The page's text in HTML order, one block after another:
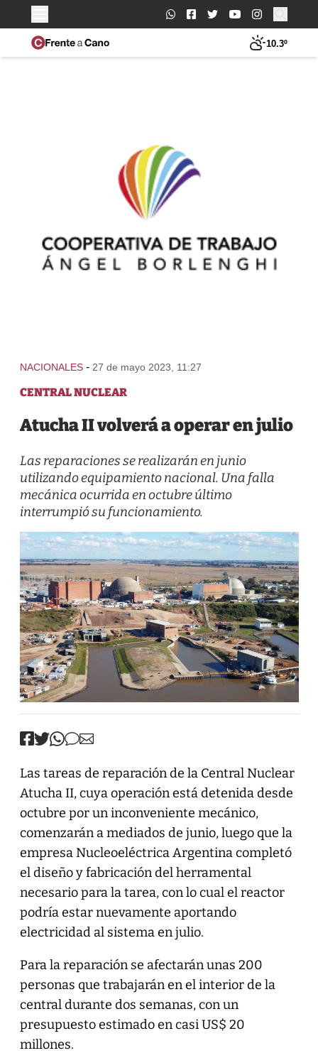
Buscar:
10.3º
NACIONALES - 27 de mayo 2023, 11:27
CENTRAL NUCLEAR
Atucha II volverá a operar en julio
Las reparaciones se realizarán en junio
utilizando equipamiento nacional. Una falla
mecánica ocurrida en octubre último
interrumpió su funcionamiento.
Las tareas de reparación de la Central Nuclear
Atucha II, cuya operación está detenida desde
octubre por un inconveniente mecánico,
comenzarán a mediados de junio, luego que la
empresa Nucleoeléctrica Argentina completó
el diseño y fabricación del herramental
necesario para la tarea, con lo cual el reactor
podría estar nuevamente aportando
electricidad al sistema en julio.
Para la reparación se afectarán unas 200
personas que trabajarán en el interior de la
central durante dos semanas, con un
presupuesto estimado en casi US$ 20
millones.